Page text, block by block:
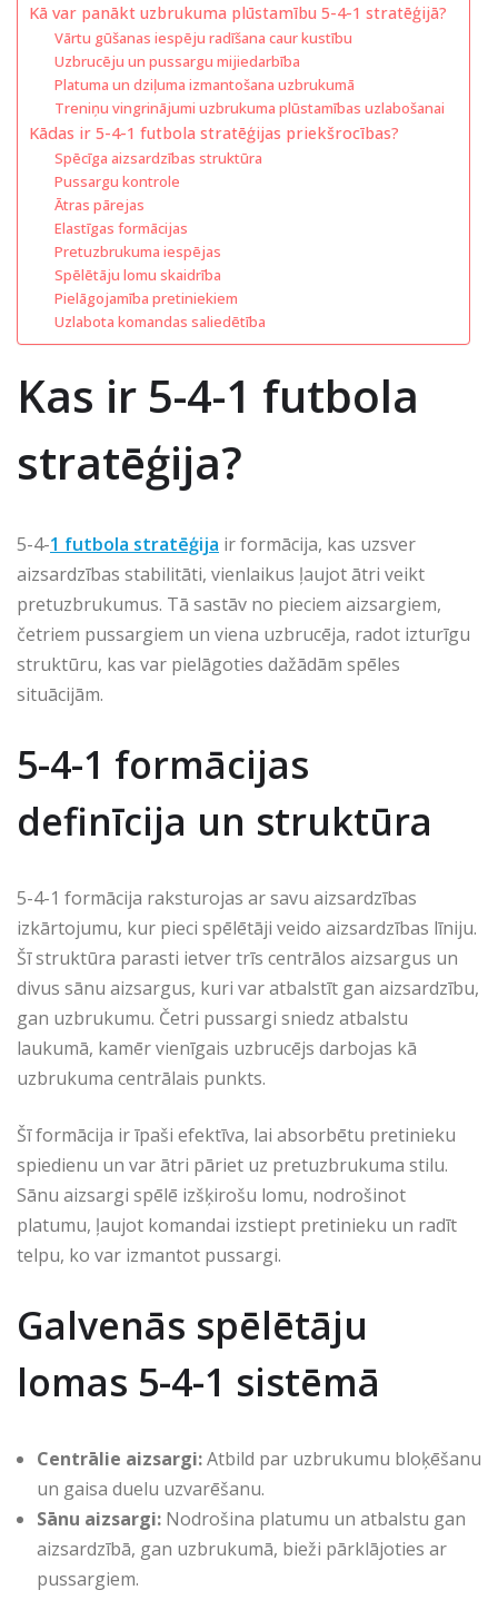
Kā var panākt uzbrukuma plūstamību 5-4-1 stratēģijā?
Vārtu gūšanas iespēju radīšana caur kustību
Uzbrucēju un pussargu mijiedarbība
Platuma un dziļuma izmantošana uzbrukumā
Treniņu vingrinājumi uzbrukuma plūstamības uzlabošanai
Kādas ir 5-4-1 futbola stratēģijas priekšrocības?
Spēcīga aizsardzības struktūra
Pussargu kontrole
Ātras pārejas
Elastīgas formācijas
Pretuzbrukuma iespējas
Spēlētāju lomu skaidrība
Pielāgojamība pretiniekiem
Uzlabota komandas saliedētība
Kas ir 5-4-1 futbola
stratēģija?
5-4-1 futbola stratēģija ir formācija, kas uzsver
aizsardzības stabilitāti, vienlaikus ļaujot ātri veikt
pretuzbrukumus. Tā sastāv no pieciem aizsargiem,
četriem pussargiem un viena uzbrucēja, radot izturīgu
struktūru, kas var pielāgoties dažādām spēles
situācijām.
5-4-1 formācijas
definīcija un struktūra
5-4-1 formācija raksturojas ar savu aizsardzības
izkārtojumu, kur pieci spēlētāji veido aizsardzības līniju.
Šī struktūra parasti ietver trīs centrālos aizsargus un
divus sānu aizsargus, kuri var atbalstīt gan aizsardzību,
gan uzbrukumu. Četri pussargi sniedz atbalstu
laukumā, kamēr vienīgais uzbrucējs darbojas kā
uzbrukuma centrālais punkts.
Šī formācija ir īpaši efektīva, lai absorbētu pretinieku
spiedienu un var ātri pāriet uz pretuzbrukuma stilu.
Sānu aizsargi spēlē izšķirošu lomu, nodrošinot
platumu, ļaujot komandai izstiept pretinieku un radīt
telpu, ko var izmantot pussargi.
Galvenās spēlētāju
lomas 5-4-1 sistēmā
Centrālie aizsargi:Atbild par uzbrukumu bloķēšanu
un gaisa duelu uzvarēšanu.
Sānu aizsargi: Nodrošina platumu un atbalstu gan
aizsardzībā, gan uzbrukumā, bieži pārklājoties ar
pussargiem.